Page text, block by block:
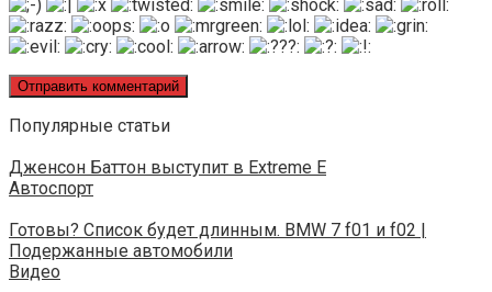
Популярные статьи
Дженсон Баттон выступит в Extreme E
Автоспорт
Готовы? Список будет длинным. BMW 7 f01 и f02 |
Подержанные автомобили
Видео